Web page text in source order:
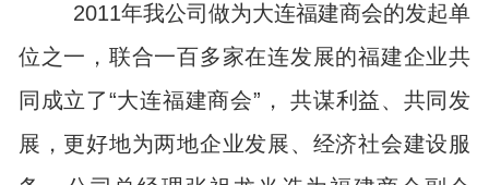
2011年我公司做为大连福建商会的发起单
位之一，联合一百多家在连发展的福建企业共
同成立了“大连福建商会” ， 共谋利益、共同发
展，更好地为两地企业发展、经济社会建设服